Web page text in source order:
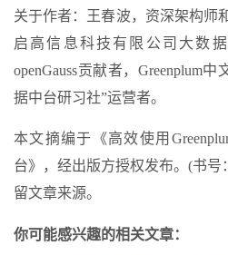
关于作者：王春波，资深架构师
启高信息科技有限公司大数据
openGauss贡献者，Greenplum
据中台研习社”运营者。
本文摘编于《高效使用
台》，经出版方授权发布。(书号
留文章来源。
你可能感兴趣的相关文章：